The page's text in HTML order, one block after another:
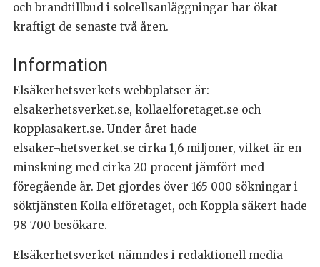
och brandtillbud i solcellsanläggningar har ökat
kraftigt de senaste två åren.
Information
Elsäkerhetsverkets webbplatser är:
elsakerhetsverket.se, kollaelforetaget.se och
kopplasakert.se. Under året hade
elsaker¬hetsverket.se cirka 1,6 miljoner, vilket är en
minskning med cirka 20 procent jämfört med
föregående år. Det gjordes över 165 000 sökningar i
söktjänsten Kolla elföretaget, och Koppla säkert hade
98 700 besökare.
Elsäkerhetsverket nämndes i redaktionell media